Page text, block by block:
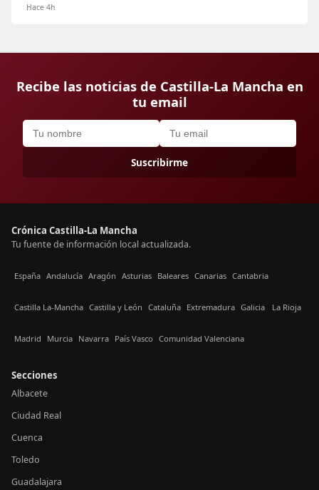
Hace 4h
Recibe las noticias de Castilla-La Mancha en
tu email
Suscribirme
Crónica Castilla-La Mancha
Tu fuente de información local actualizada.
España Andalucía Aragón Asturias Baleares Canarias Cantabria
Castilla La-Mancha Castilla y León Cataluña Extremadura Galicia La Rioja
Madrid Murcia Navarra País Vasco Comunidad Valenciana
Secciones
Albacete
Ciudad Real
Cuenca
Toledo
Guadalajara